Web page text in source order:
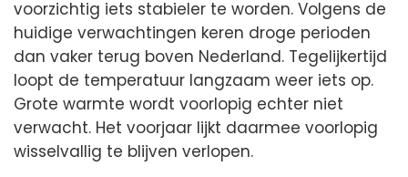
voorzichtig iets stabieler te worden. Volgens de
huidige verwachtingen keren droge perioden
dan vaker terug boven Nederland. Tegelijkertijd
loopt de temperatuur langzaam weer iets op.
Grote warmte wordt voorlopig echter niet
verwacht. Het voorjaar lijkt daarmee voorlopig
wisselvallig te blijven verlopen.